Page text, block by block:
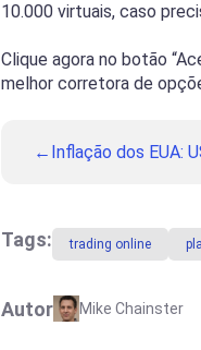
10.000 virtuais, caso
Clique agora no botão
melhor corretora de
Inflação dos EUA:
Tags: trading online
Autor Mike Chainster